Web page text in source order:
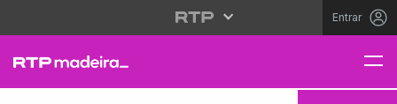
Entrar